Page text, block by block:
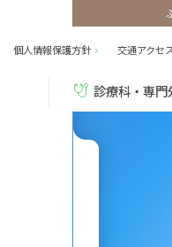
個人情報保護方針 交通アクセ
診療科・専門